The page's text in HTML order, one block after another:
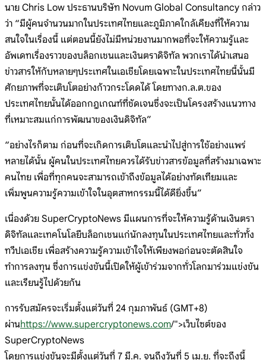
นาย Chris Low ประธานบริษัท Novum Global Consultancy กล่าว
ว่า “มีผู้คนจำนวนมากในประเทศไทยและภูมิภาคใกล้เคียงที่ให้ความ
สนใจในเรื่องนี้ แต่ตอนนี้ยังไม่มีหน่วยงานมากพอที่จะให้ความรู้และ
อัพเดทเรื่องราวของบล็อกเชนและเงินตราดิจิทัล พวกเราได้นำเสนอ
ข่าวสารให้กับหลายๆประเทศในเอเชียโดยเฉพาะในประเทศไทยนี้นั้นมี
ศักยภาพที่จะเติบโตอย่างก้าวกระโดดได้ โดยทางก.ล.ต.ของ
ประเทศไทยนั้นได้ออกกฎเกณฑ์ที่ชัดเจนซึ่งจะเป็นโครงสร้างแนวทาง
ที่เหมาะสมแก่การพัฒนาของเงินดิจิทัล”
“อย่างไรก็ตาม ก่อนที่จะเกิดการเติบโตและนำไปสู่การใช้อย่างแพร่
หลายได้นั้น ผู้คนในประเทศไทยควรได้รับข่าวสารข้อมูลที่สร้างมาเฉพาะ
คนไทย เพื่อที่ทุกคนจะสามารถเข้าถึงข้อมูลได้อย่างทัดเทียมและ
เพิ่มพูนความรู้ความเข้าใจในอุตสาหกรรมนี้ได้ดียิ่งขึ้น”
เนื่องด้วย SuperCryptoNews มีแผนการที่จะให้ความรู้ด้านเงินตรา
ดิจิทัลและเทคโนโลยีบล็อกเชนแก่นักลงทุนในประเทศไทยและทั่วทั้ง
ทวีปเอเชีย เพื่อสร้างความรู้ความเข้าใจให้เพียงพอก่อนจะตัดสินใจ
ทำการลงทุน ซึ่งการแข่งขันนี้เปิดให้ผู้เข้าร่วมจากทั่วโลกมาร่วมแข่งขัน
และเรียนรู้ไปด้วยกัน
การรับสมัครจะเริ่มตั้งแต่วันที่ 24 กุมภาพันธ์ (GMT+8)
ผ่านhttps://www.supercryptonews.com/">เว็บไซต์ของ
SuperCryptoNews
โดยการแข่งขันจะมีตั้งแต่วันที่ 7 มี.ค. จนถึงวันที่ 5 เม.ย. ที่จะถึงนี้